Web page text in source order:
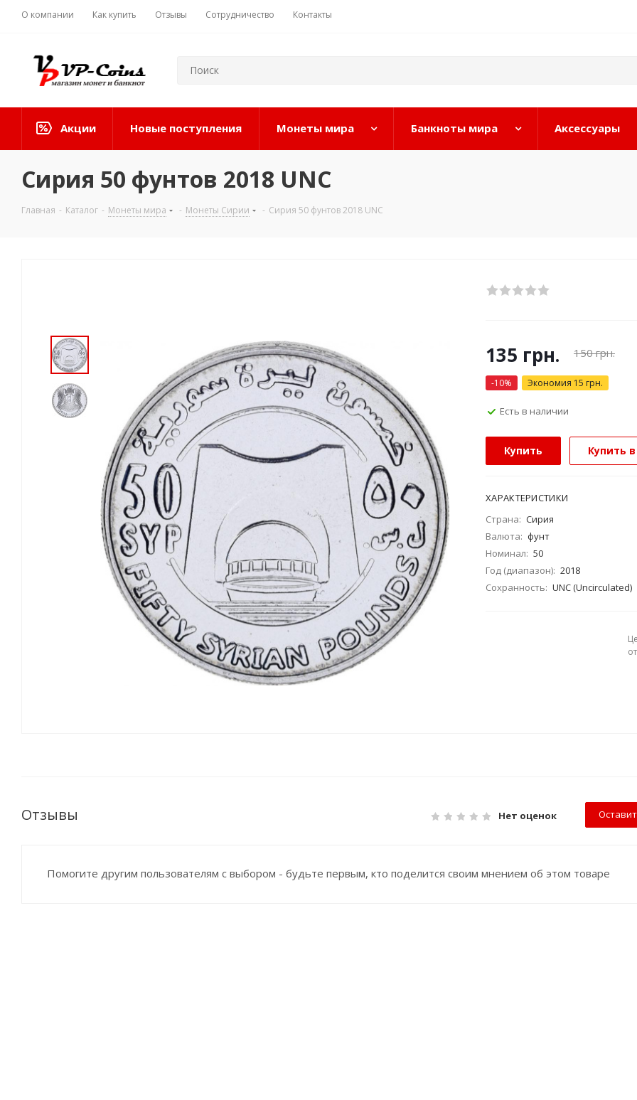
О компании Как купить Отзывы Сотрудничество Контакты
Акции Новые поступления Монеты мира Банкноты мира Аксессуары
Сирия 50 фунтов 2018 UNC
Главная - Каталог - Монеты мира - Монеты Сирии - Сирия 50 фунтов 2018 UNC
135 грн. 150грн.
-10% Экономия 15 грн.
Есть в наличии
Купить Купить
ХАРАКТЕРИСТИКИ
Страна: Сирия
Валюта: фунт
Номинал: 50
Год (диапазон): 2018
Сохранность: UNC (Uncirculated)
Отзывы Нет оценок
Помогите другим пользователям с выбором - будьте первым, кто поделится своим мнением об этом товаре